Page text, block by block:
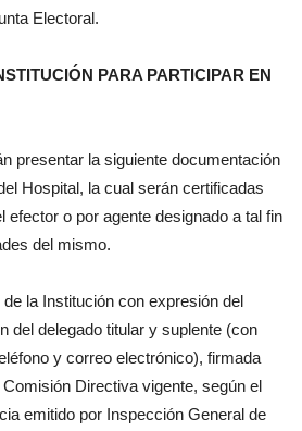
Electoral.
PARA PARTICIPAR EN
presentar la siguiente documentación
Hospital, la cual serán certificadas
efector o por agente designado a tal fin
del mismo.
la Institución con expresión del
del delegado titular y suplente (con
y correo electrónico), firmada
Directiva vigente, según el
emitido por Inspección General de